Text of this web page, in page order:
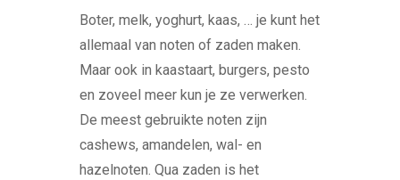
Boter, melk, yoghurt, kaas, … je kunt het
allemaal van noten of zaden maken.
Maar ook in kaastaart, burgers, pesto
en zoveel meer kun je ze verwerken.
De meest gebruikte noten zijn
cashews, amandelen, wal- en
hazelnoten. Qua zaden is het